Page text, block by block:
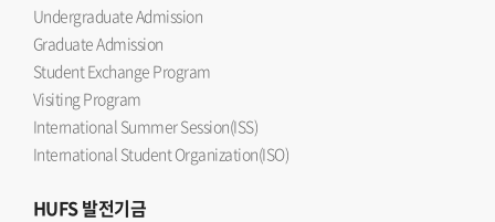
Undergraduate Admission
Graduate Admission
Student Exchange Program
Visiting Program
International Summer Session(ISS)
International Student Organization(ISO)
HUFS발전기금